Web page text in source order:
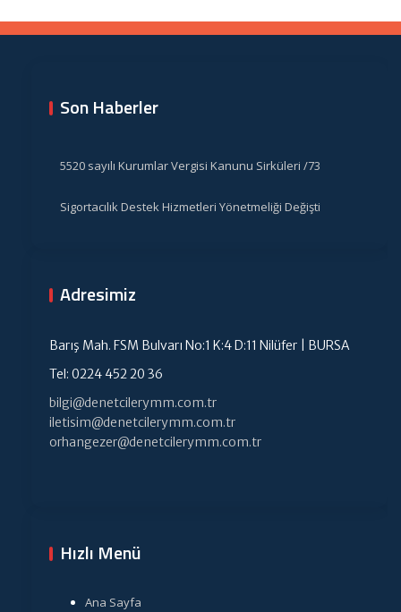
Son Haberler
5520 sayılı Kurumlar Vergisi Kanunu Sirküleri /73
Sigortacılık Destek Hizmetleri Yönetmeliği Değişti
Adresimiz
Barış Mah. FSM Bulvarı No:1 K:4 D:11 Nilüfer | BURSA
Tel: 0224 452 20 36
bilgi@denetcilerymm.com.tr
iletisim@denetcilerymm.com.tr
orhangezer@denetcilerymm.com.tr
Hızlı Menü
Ana Sayfa